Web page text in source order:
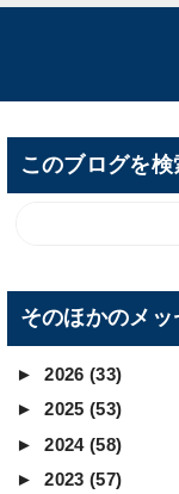
このブログを検
そのほかのメッ
►2026(33)
►2025(53)
►2024(58)
►2023(57)